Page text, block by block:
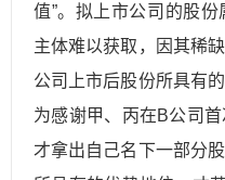
值”。拟上市公司的股
主体难以获取，因其稀
公司上市后股份所具有
为感谢甲、丙在B公司
才拿出自己名下一部分